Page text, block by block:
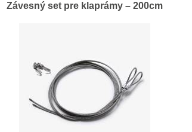
Závesný set pre klaprámy – 200cm